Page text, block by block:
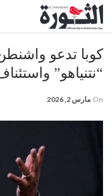
كوبا تدعو
“نتنياهو”
On مارس 2, 2026